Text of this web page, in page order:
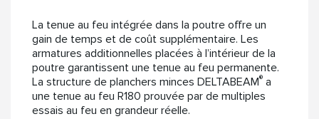
La tenue au feu intégrée dans la poutre offre un
gain de temps et de coût supplémentaire. Les
armatures additionnelles placées à l’intérieur de la
poutre garantissent une tenue au feu permanente.
La structure de planchers minces DELTABEAM® a
une tenue au feu R180 prouvée par de multiples
essais au feu en grandeur réelle.